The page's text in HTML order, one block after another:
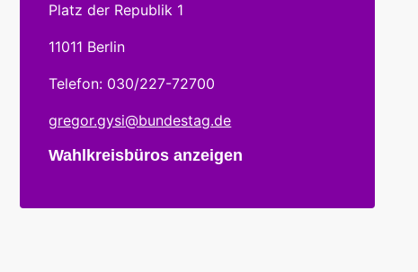
Platz der Republik 1
11011 Berlin
Telefon: 030/227-72700
gregor.gysi@bundestag.de
Wahlkreisbüros anzeigen